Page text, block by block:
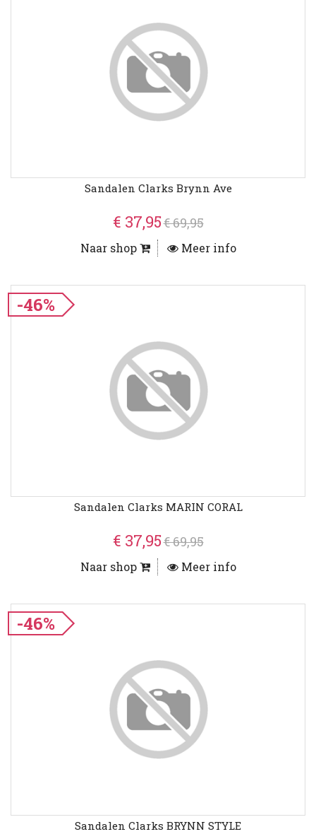
Sandalen Clarks Brynn Ave
€ 37,95€ 69,95
Naar shop Meer info
-46%
Sandalen Clarks MARIN CORAL
€ 37,95€ 69,95
Naar shop Meer info
-46%
Sandalen Clarks BRYNN STYLE